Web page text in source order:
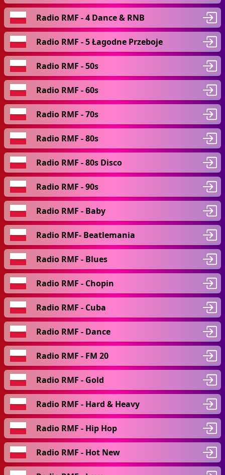
Radio RMF - 4 Dance & RNB
Radio RMF - 5 Łagodne Przeboje
Radio RMF - 50s
Radio RMF - 60s
Radio RMF - 70s
Radio RMF - 80s
Radio RMF - 80s Disco
Radio RMF - 90s
Radio RMF - Baby
Radio RMF- Beatlemania
Radio RMF - Blues
Radio RMF - Chopin
Radio RMF - Cuba
Radio RMF - Dance
Radio RMF - FM 20
Radio RMF - Gold
Radio RMF - Hard & Heavy
Radio RMF - Hip Hop
Radio RMF - Hot New